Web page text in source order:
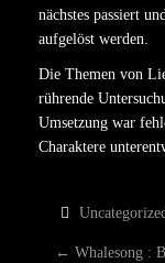
nächstes passiert
aufgelöst werden.
Die Themen von
rührende
Umsetzung war
Charaktere
← Whalesong :